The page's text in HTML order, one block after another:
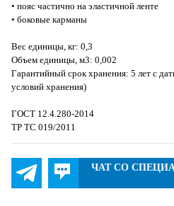
• пояс частично на эластичной ленте
• боковые карманы
Вес единицы, кг: 0,3
Объем единицы, м3: 0,002
Гарантийный срок хранения: 5 лет с
условий хранения)
ГОСТ 12.4.280-2014
ТР ТС 019/2011
ЧАТ СО